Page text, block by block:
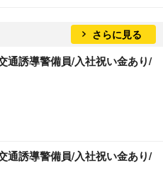
さらに見る
通誘導警備員/入社祝い金あり/
通誘導警備員/入社祝い金あり/